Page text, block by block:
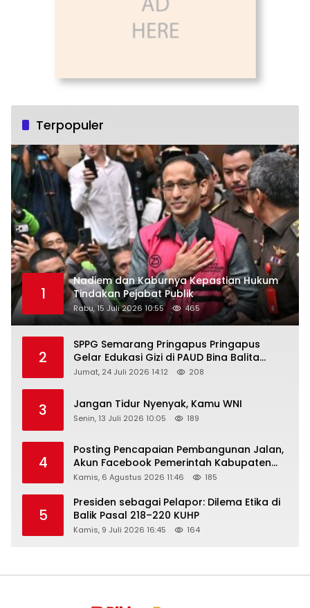
Terpopuler
1
Nadiem dan Kaburnya Kepastian Hukum
Tindakan Pejabat Publik
Rabu, 15 Juli 2026 10:55 465
2
SPPG Semarang Pringapus Pringapus
Gelar Edukasi Gizi di PAUD Bina Balita
Peringati Hari Anak Nasional 2026
Jumat, 24 Juli 2026 14:12 208
3 Jangan Tidur Nyenyak, Kamu WNI
Senin, 13 Juli 2026 10:05 189
4
Posting Pencapaian Pembangunan Jalan,
Akun Facebook Pemerintah Kabupaten
Rembang “Dirujak” Warganet
Kamis, 6 Agustus 2026 11:46 185
5
Presiden sebagai Pelapor: Dilema Etika di
Balik Pasal 218–220 KUHP
Kamis, 9 Juli 2026 16:45 164